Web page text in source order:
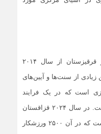
مسابقات عشایر جهان که به ابتکار قرقیزستان از سال ۲۰۱۴
از سنت‌ها و آیین‌های
است که در یک فرایند
بین‌المللی‌سازی بروز و ظهور یافته است. در سال ۲۰۲۴ قزاقستان
میزبانی این مسابقات را بر عهده داشت که در آن ۲۵۰۰ ورزشکار